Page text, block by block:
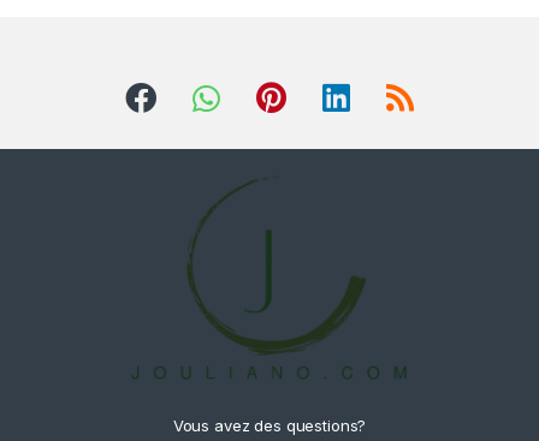
Vous avez des questions?